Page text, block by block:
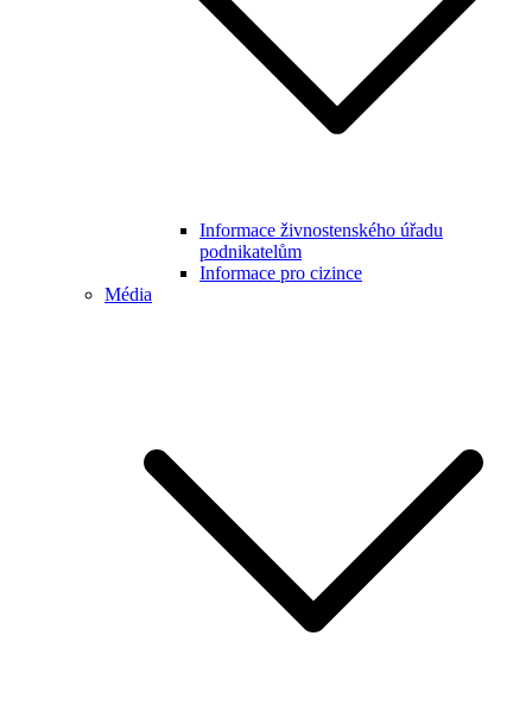
Informace živnostenského úřadu
podnikatelům
Informace pro cizince
Média